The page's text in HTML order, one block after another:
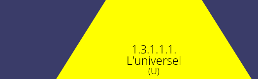
1.3.1.1.1.
L'universel
(U)